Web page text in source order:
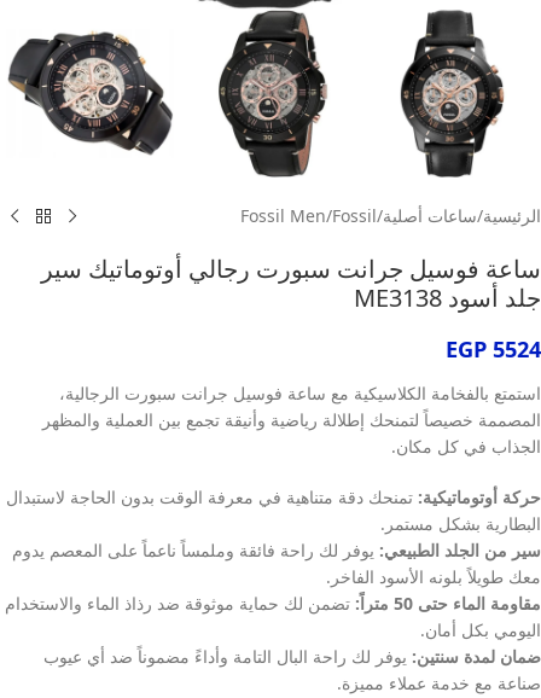
الرئيسية/ساعات أصلية/
Fossil
/
Fossil Men
ساعة فوسيل جرانت سبورت رجالي أوتوماتيك سير
جلد أسود ME3138
EGP 5524
استمتع بالفخامة الكلاسيكية مع ساعة فوسيل جرانت سبورت الرجالية،
المصممة خصيصاً لتمنحك إطلالة رياضية وأنيقة تجمع بين العملية والمظهر
الجذاب في كل مكان.
حركة أوتوماتيكية: تمنحك دقة متناهية في معرفة الوقت بدون الحاجة لاستبدال
البطارية بشكل مستمر.
سير من الجلد الطبيعي: يوفر لك راحة فائقة وملمساً ناعماً على المعصم يدوم
معك طويلاً بلونه الأسود الفاخر.
مقاومة الماء حتى 50 متراً:
تضمن لك حماية موثوقة ضد رذاذ الماء والاستخدام
اليومي بكل أمان.
ضمان لمدة سنتين: يوفر لك راحة البال التامة وأداءً مضموناً ضد أي عيوب
صناعة مع خدمة عملاء مميزة.